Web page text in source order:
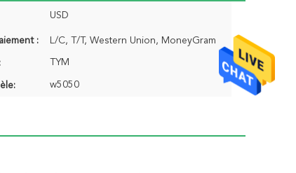
USD
: L/C, T/T, Western Union, MoneyGram
TYM
w5050